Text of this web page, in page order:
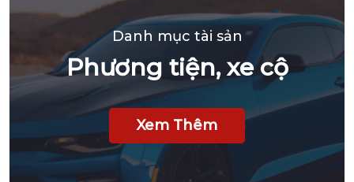
Danh mục tài sản
Phương tiện, xe cộ
Xem Thêm